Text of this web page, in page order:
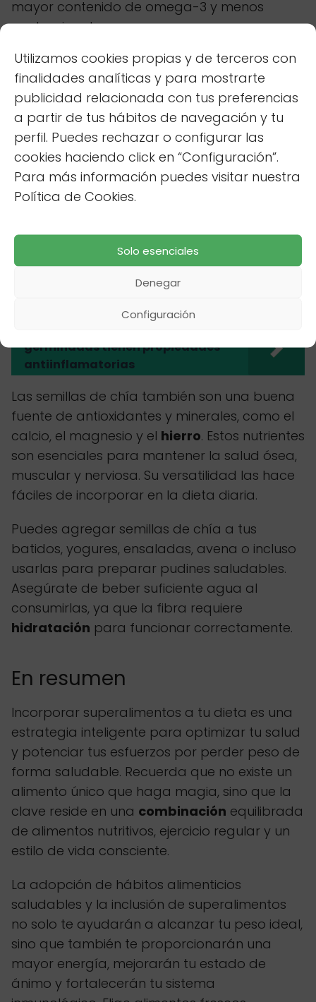
Utilizamos cookies propias y de terceros con
finalidades analíticas y para mostrarte
publicidad relacionada con tus preferencias
a partir de tus hábitos de navegación y tu
perfil. Puedes rechazar o configurar las
cookies haciendo click en “Configuración”.
Para más información puedes visitar nuestra
Política de Cookies.
Solo esenciales
Denegar
Configuración
mayor contenido de omega-3 y menos
contaminantes.
Semillas de Chía: Pequeñas,
Pero Poderosas
Las semillas de chía son una fuente
concentrada de fibra, proteínas y ácidos
grasos omega-3. Su alto contenido de fibra
soluble forma un gel en el estómago al entrar
una sensación desaciedadduradera y
ayuda a controlar el apetito. Esto las
cualquier dieta de pérdida de peso.
germinadas tienen propiedades
antiinflamatorias
Las semillas de chía también son una buena
fuente de antioxidantes y minerales, como el
calcio, el magnesio y el hierro. Estos nutrientes
son esenciales para mantener la salud ósea,
muscular y nerviosa. Su versatilidad las hace
fáciles de incorporar en la dieta diaria.
Puedes agregar semillas de chía a tus
batidos, yogures, ensaladas, avena o incluso
usarlas para preparar pudines saludables.
Asegúrate de beber suficiente agua al
consumirlas, ya que la fibra requiere
hidratación para funcionar correctamente.
En resumen
Incorporar superalimentos a tu dieta es una
estrategia inteligente para optimizar tu salud
y potenciar tus esfuerzos por perder peso de
forma saludable. Recuerda que no existe un
alimento único que haga magia, sino que la
clave reside en una combinación equilibrada
de alimentos nutritivos, ejercicio regular y un
estilo de vida consciente.
La adopción de hábitos alimenticios
saludables y la inclusión de superalimentos
no solo te ayudarán a alcanzar tu peso ideal,
sino que también te proporcionarán una
mayor energía, mejorarán tu estado de
ánimo y fortalecerán tu sistema